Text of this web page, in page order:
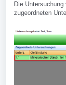
Die
zugeordneten